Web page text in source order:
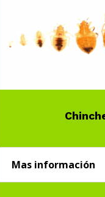
Mas información